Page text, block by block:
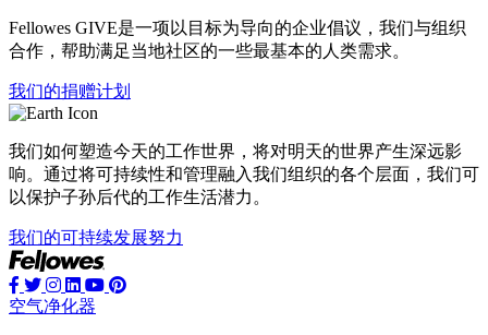
Fellowes GIVE是一项以目标为导向的企业倡议，我们与组织
合作，帮助满足当地社区的一些最基本的人类需求。
我们的捐赠计划
我们如何塑造今天的工作世界，将对明天的世界产生深远影
响。通过将可持续性和管理融入我们组织的各个层面，我们可
以保护子孙后代的工作生活潜力。
我们的可持续发展努力
空气净化器